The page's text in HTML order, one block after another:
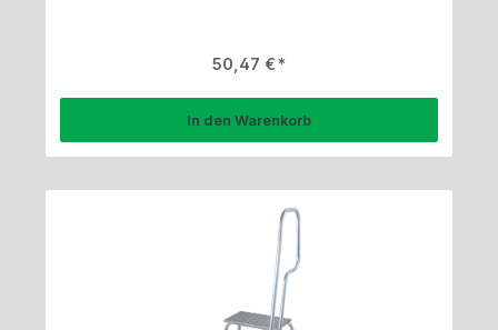
Regulärer Preis:
50,47 €
In den Warenkorb